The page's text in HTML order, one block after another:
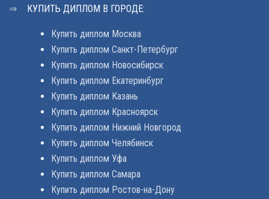
КУПИТЬ ДИПЛОМ В ГОРОДЕ:
Купить диплом Москва
Купить диплом Санкт-Петербург
Купить диплом Новосибирск
Купить диплом Екатеринбург
Купить диплом Казань
Купить диплом Красноярск
Купить диплом Нижний Новгород
Купить диплом Челябинск
Купить диплом Уфа
Купить диплом Самара
Купить диплом Ростов-на-Дону